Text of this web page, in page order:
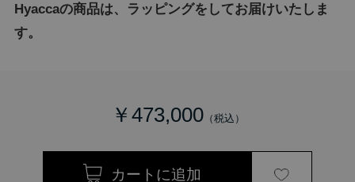
Hyaccaの商品は、ラッピングをしてお届けいたしま
す。
￥473,000